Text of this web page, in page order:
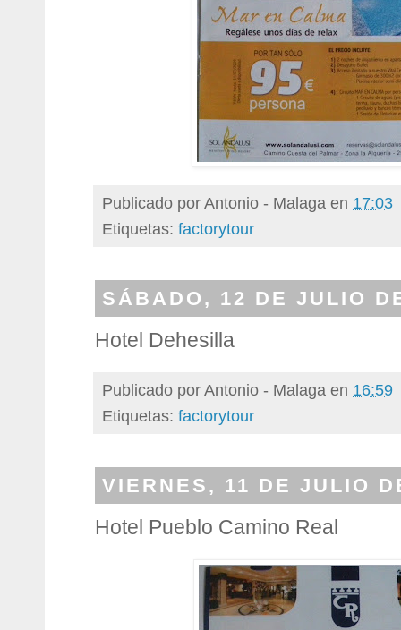
Publicado porAntonio - Malaga en 17:03
Etiquetas: factorytour
SÁBADO, 12 DE JULIO
Hotel Dehesilla
Publicado porAntonio - Malaga en 16:59
Etiquetas: factorytour
VIERNES, 11 DE JULIO
Hotel Pueblo Camino Real